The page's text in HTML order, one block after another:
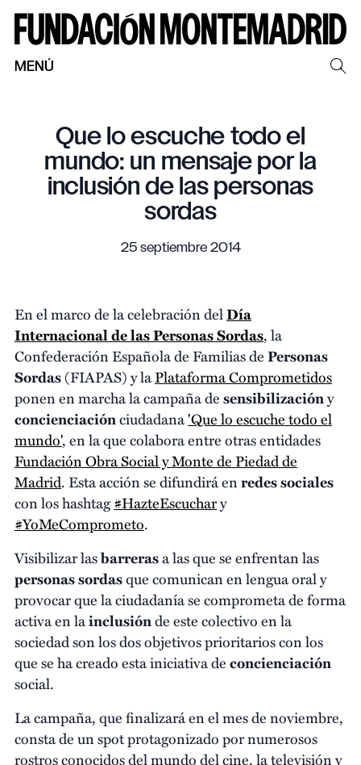
MENÚ
Que lo escuche todo el
mundo: un mensaje por la
inclusión de las personas
sordas
25 septiembre 2014
En el marco de la celebración delDía
Internacional de las Personas Sordas, la
Confederación Española de Familias dePersonas
Sordas(FIAPAS) y laPlataforma Comprometidos
ponen en marcha la campaña desensibilizacióny
concienciaciónciudadana'Que lo escuche todo el
mundo', en la que colabora entre otras entidades
Fundación Obra Social y Monte de Piedad de
Madrid. Esta acción se difundirá enredes sociales
con los hashtag#HazteEscuchary
#YoMeComprometo.
Visibilizar lasbarrerasa las que se enfrentan las
personas sordasque comunican en lengua oral y
provocar que la ciudadanía se comprometa de forma
activa en lainclusiónde este colectivo en la
sociedad son los dos objetivos prioritarios con los
que se ha creado esta iniciativa deconcienciación
social.
La campaña, que finalizará en el mes de noviembre,
consta de un spot protagonizado por numerosos
rostros conocidos del mundo del cine, la televisión y